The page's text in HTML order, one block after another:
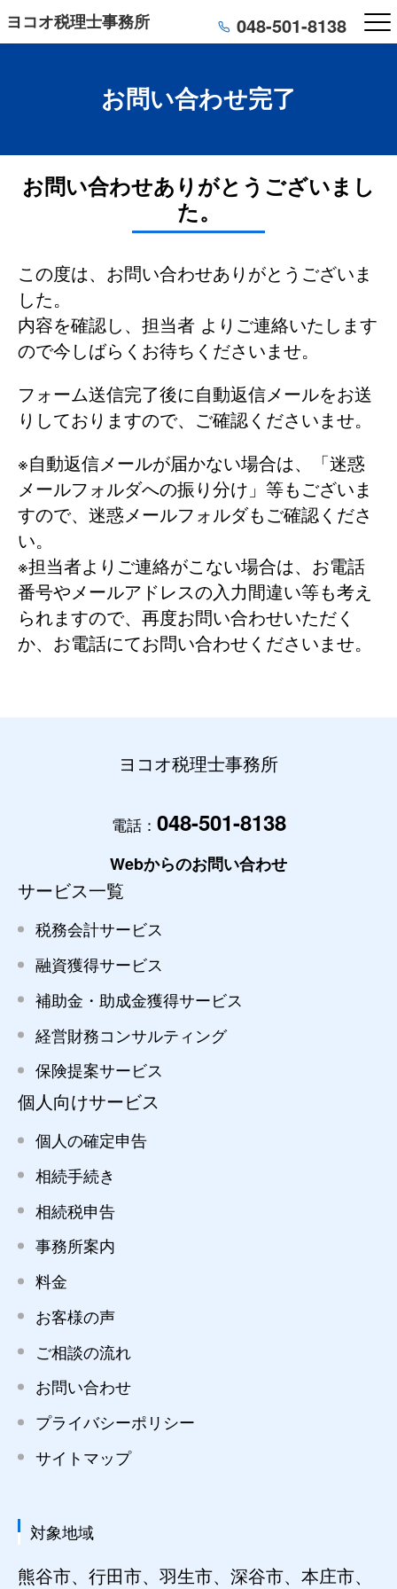
ヨコオ税理士事務所 048-501-8138
お問い合わせ完了
お問い合わせありがとうございまし
た。
この度は、お問い合わせありがとうございま
した。
内容を確認し、担当者 よりご連絡いたします
ので今しばらくお待ちくださいませ。
フォーム送信完了後に自動返信メールをお送
りしておりますので、ご確認くださいませ。
※自動返信メールが届かない場合は、「迷惑
メールフォルダへの振り分け」等もございま
すので、迷惑メールフォルダもご確認くださ
い。
※担当者よりご連絡がこない場合は、お電話
番号やメールアドレスの入力間違い等も考え
られますので、再度お問い合わせいただく
か、お電話にてお問い合わせくださいませ。
ヨコオ税理士事務所
電話： 048-501-8138
Webからのお問い合わせ
サービス一覧
税務会計サービス
融資獲得サービス
補助金・助成金獲得サービス
経営財務コンサルティング
保険提案サービス
個人向けサービス
個人の確定申告
相続手続き
相続税申告
事務所案内
料金
お客様の声
ご相談の流れ
お問い合わせ
プライバシーポリシー
サイトマップ
対象地域
熊谷市、行田市、羽生市、深谷市、本庄市、